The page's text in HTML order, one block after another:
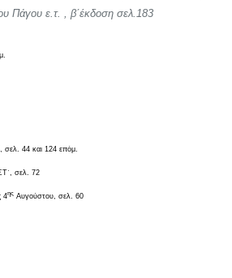
Πάγου ε.τ. , β΄έκδοση σελ.183
σελ. 44 και 124 επόμ.
σελ. 72
4ηςΑυγούστου, σελ. 60